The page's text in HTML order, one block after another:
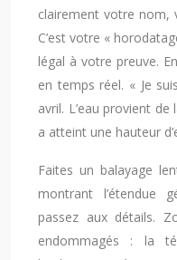
clairement votre nom,
C’est votre «
légal à votre preuve.
en temps réel. « Je
avril. L’eau provient de
a atteint une hauteur
Faites un balayage
montrant l’étendue
passez aux détails.
endommagés : la